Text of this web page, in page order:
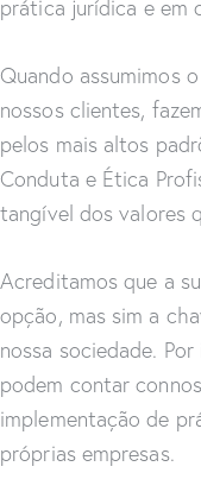
prática jurídica e em
Quando assumimos
nossos clientes,
pelos mais altos
Conduta e Ética
tangível dos valores
Acreditamos que a
opção, mas sim a
nossa sociedade.
podem contar
implementação de
próprias empresas.